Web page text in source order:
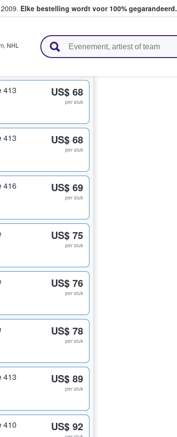
Elke bestelling wordt voor 100% gegarandeerd.
, NHL
413 US$ 68
per stuk
413 US$ 68
per stuk
416 US$ 69
per stuk
US$ 75
per stuk
US$ 76
per stuk
US$ 78
per stuk
413 US$ 89
per stuk
410 US$ 92